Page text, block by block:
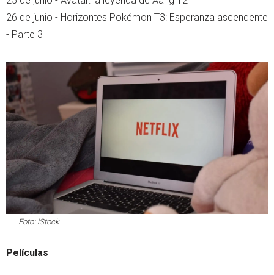
26 de junio - Horizontes Pokémon T3: Esperanza ascendente
- Parte 3
Foto: iStock
Películas